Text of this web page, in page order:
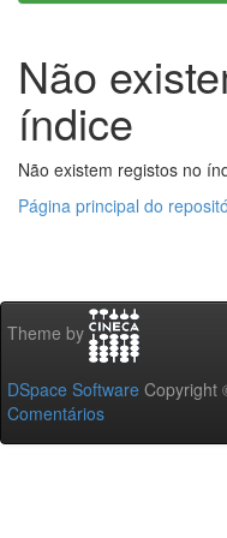
Não
índice
Não existem registos no
Página principal do
Theme by
DSpace Software Copyright
Comentários